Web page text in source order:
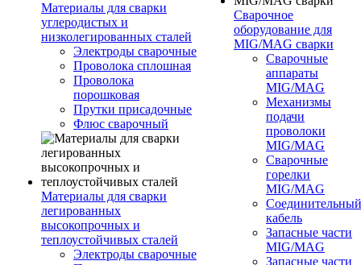
Материалы для сварки
углеродистых и
низколегированных сталей
Электроды сварочные
Проволока сплошная
Проволока
порошковая
Прутки присадочные
Флюс сварочный
Материалы для сварки
легированных
высокопрочных и
теплоустойчивых сталей
Электроды сварочные
Сварочное
оборудование для
MIG/MAG сварки
Сварочные
аппараты
MIG/MAG
Механизмы
подачи
проволоки
MIG/MAG
Сварочные
горелки
MIG/MAG
Соединительный
кабель
Запасные части
MIG/MAG
Запасные части